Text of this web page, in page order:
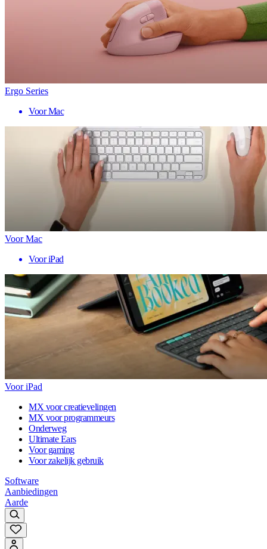
Ergo Series
Voor Mac
Voor Mac
Voor iPad
Voor iPad
MX voor creatievelingen
MX voor programmeurs
Onderweg
Ultimate Ears
Voor gaming
Voor zakelijk gebruik
Software
Aanbiedingen
Aarde